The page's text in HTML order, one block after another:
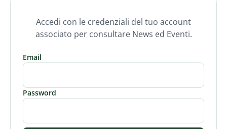
Accedi con le credenziali del tuo account
associato per consultare News ed Eventi.
Email
Password